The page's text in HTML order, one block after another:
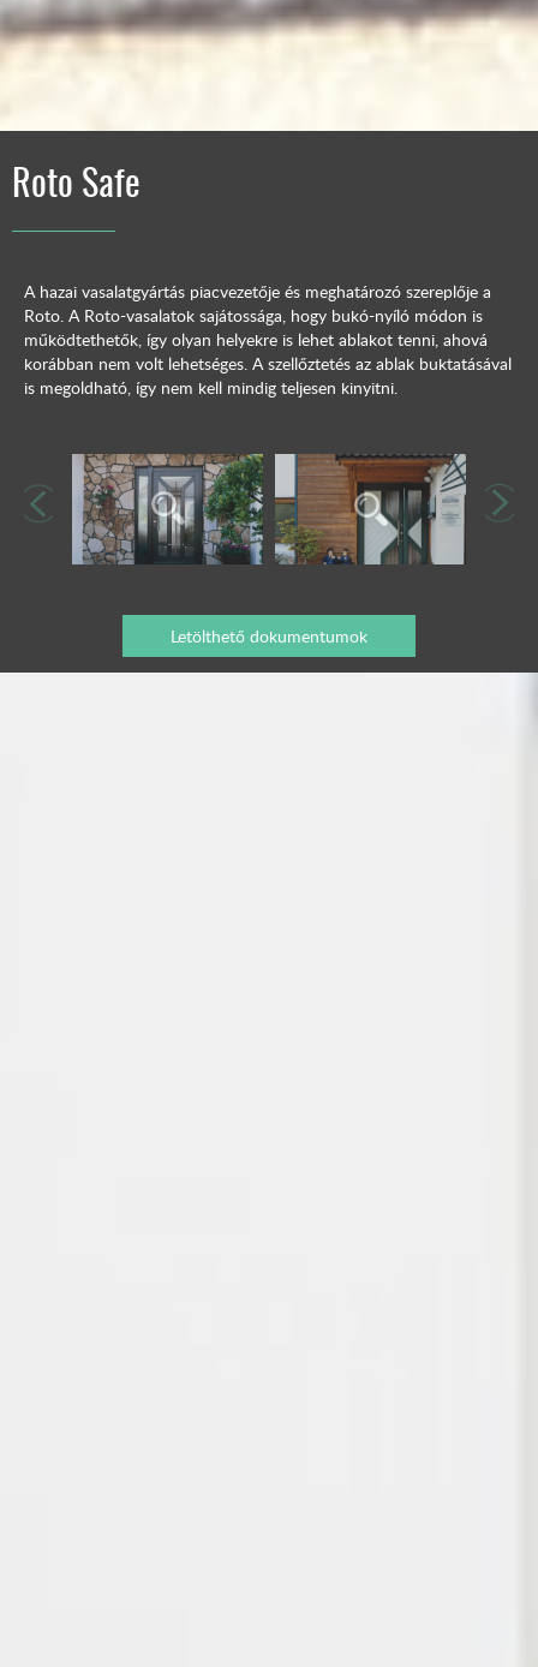
Roto Safe
A hazai vasalatgyártás piacvezetője és meghatározó szereplője a
Roto. A Roto-vasalatok sajátossága, hogy bukó-nyíló módon is
működtethetők, így olyan helyekre is lehet ablakot tenni, ahová
korábban nem volt lehetséges. A szellőztetés az ablak buktatásával
is megoldható, így nem kell mindig teljesen kinyitni.
Letölthető dokumentumok